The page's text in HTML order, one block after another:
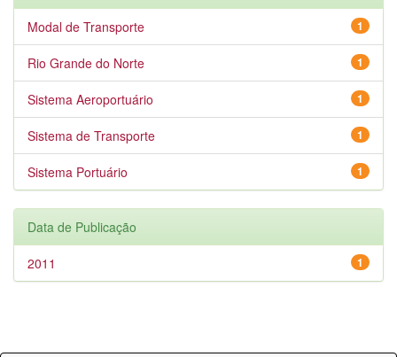
1
Modal de Transporte
1
Rio Grande do Norte
1
Sistema Aeroportuário
1
Sistema de Transporte
1
Sistema Portuário
Data de Publicação
1
2011